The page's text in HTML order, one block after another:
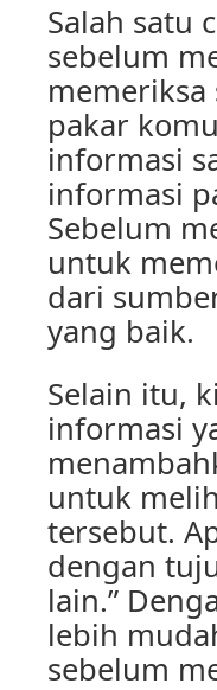
Salah satu
sebelum
pakar
informasi
informasi
Sebelum
untuk
dari
yang baik.
Selain itu,
informasi
untuk
tersebut.
dengan
lain.”
lebih
sebelum